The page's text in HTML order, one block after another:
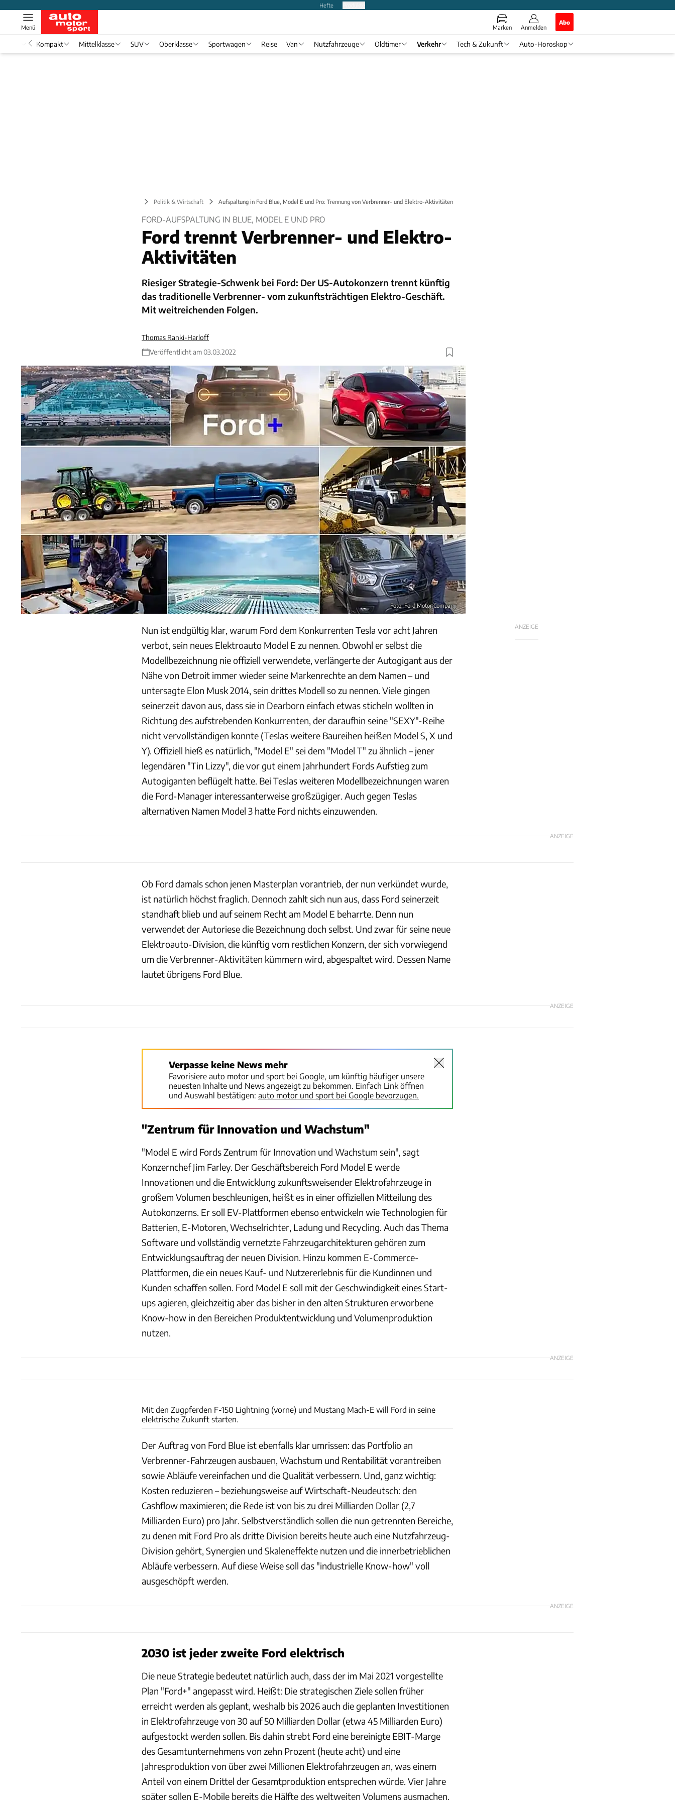
Hefte
Marken Anmelden
Abo
Menü
Kompakt Mittelklasse SUV Oberklasse Sportwagen Reise Van Nutzfahrzeuge Oldtimer Verkehr Tech & Zukunft Auto-Horoskop
Politik & Wirtschaft Aufspaltung in Ford Blue, Model E und Pro: Trennung von Verbrenner- und Elektro-Aktivitäten
FORD-AUFSPALTUNG IN BLUE, MODEL E UND PRO
Ford trennt Verbrenner- und Elektro-
Aktivitäten
Riesiger Strategie-Schwenk bei Ford: Der US-Autokonzern trennt künftig
das traditionelle Verbrenner- vom zukunftsträchtigen Elektro-Geschäft.
Mit weitreichenden Folgen.
Thomas Ranki-Harloff
Veröffentlicht am 03.03.2022
Foto: Ford Motor Company
ANZEIGE
Nun ist endgültig klar, warum Ford dem Konkurrenten Tesla vor acht Jahren
verbot, sein neues Elektroauto Model E zu nennen. Obwohl er selbst die
Modellbezeichnung nie offiziell verwendete, verlängerte der Autogigant aus der
Nähe von Detroit immer wieder seine Markenrechte an dem Namen – und
untersagte Elon Musk 2014, sein drittes Modell so zu nennen. Viele gingen
seinerzeit davon aus, dass sie in Dearborn einfach etwas sticheln wollten in
Richtung des aufstrebenden Konkurrenten, der daraufhin seine "SEXY"-Reihe
nicht vervollständigen konnte (Teslas weitere Baureihen heißen Model S, X und
Y). Offiziell hieß es natürlich, "Model E" sei dem "Model T" zu ähnlich – jener
legendären "Tin Lizzy", die vor gut einem Jahrhundert Fords Aufstieg zum
Autogiganten beflügelt hatte. Bei Teslas weiteren Modellbezeichnungen waren
die Ford-Manager interessanterweise großzügiger. Auch gegen Teslas
alternativen Namen Model 3 hatte Ford nichts einzuwenden.
ANZEIGE
Ob Ford damals schon jenen Masterplan vorantrieb, der nun verkündet wurde,
ist natürlich höchst fraglich. Dennoch zahlt sich nun aus, dass Ford seinerzeit
standhaft blieb und auf seinem Recht am Model E beharrte. Denn nun
verwendet der Autoriese die Bezeichnung doch selbst. Und zwar für seine neue
Elektroauto-Division, die künftig vom restlichen Konzern, der sich vorwiegend
um die Verbrenner-Aktivitäten kümmern wird, abgespaltet wird. Dessen Name
lautet übrigens Ford Blue.
ANZEIGE
Verpasse keine News mehr
Favorisiere auto motor und sport bei Google, um künftig häufiger unsere
neuesten Inhalte und News angezeigt zu bekommen. Einfach Link öffnen
und Auswahl bestätigen: auto motor und sport bei Google bevorzugen.
"Zentrum für Innovation und Wachstum"
"Model E wird Fords Zentrum für Innovation und Wachstum sein", sagt
Konzernchef Jim Farley. Der Geschäftsbereich Ford Model E werde
Innovationen und die Entwicklung zukunftsweisender Elektrofahrzeuge in
großem Volumen beschleunigen, heißt es in einer offiziellen Mitteilung des
Autokonzerns. Er soll EV-Plattformen ebenso entwickeln wie Technologien für
Batterien, E-Motoren, Wechselrichter, Ladung und Recycling. Auch das Thema
Software und vollständig vernetzte Fahrzeugarchitekturen gehören zum
Entwicklungsauftrag der neuen Division. Hinzu kommen E-Commerce-
Plattformen, die ein neues Kauf- und Nutzererlebnis für die Kundinnen und
Kunden schaffen sollen. Ford Model E soll mit der Geschwindigkeit eines Start-
ups agieren, gleichzeitig aber das bisher in den alten Strukturen erworbene
Know-how in den Bereichen Produktentwicklung und Volumenproduktion
nutzen.
ANZEIGE
Mit den Zugpferden F-150 Lightning (vorne) und Mustang Mach-E will Ford in seine
elektrische Zukunft starten.
Der Auftrag von Ford Blue ist ebenfalls klar umrissen: das Portfolio an
Verbrenner-Fahrzeugen ausbauen, Wachstum und Rentabilität vorantreiben
sowie Abläufe vereinfachen und die Qualität verbessern. Und, ganz wichtig:
Kosten reduzieren – beziehungsweise auf Wirtschaft-Neudeutsch: den
Cashflow maximieren; die Rede ist von bis zu drei Milliarden Dollar (2,7
Milliarden Euro) pro Jahr. Selbstverständlich sollen die nun getrennten Bereiche,
zu denen mit Ford Pro als dritte Division bereits heute auch eine Nutzfahrzeug-
Division gehört, Synergien und Skaleneffekte nutzen und die innerbetrieblichen
Abläufe verbessern. Auf diese Weise soll das "industrielle Know-how" voll
ausgeschöpft werden.
ANZEIGE
2030 ist jeder zweite Ford elektrisch
Die neue Strategie bedeutet natürlich auch, dass der im Mai 2021 vorgestellte
Plan "Ford+" angepasst wird. Heißt: Die strategischen Ziele sollen früher
erreicht werden als geplant, weshalb bis 2026 auch die geplanten Investitionen
in Elektrofahrzeuge von 30 auf 50 Milliarden Dollar (etwa 45 Milliarden Euro)
aufgestockt werden sollen. Bis dahin strebt Ford eine bereinigte EBIT-Marge
des Gesamtunternehmens von zehn Prozent (heute acht) und eine
Jahresproduktion von über zwei Millionen Elektrofahrzeugen an, was einem
Anteil von einem Drittel der Gesamtproduktion entsprechen würde. Vier Jahre
später sollen E-Mobile bereits die Hälfte des weltweiten Volumens ausmachen.